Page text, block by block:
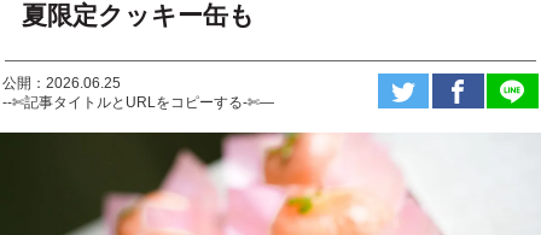
夏限定クッキー缶も
公開：2026.06.25
--✄記事タイトルとURLをコピーする-✄—